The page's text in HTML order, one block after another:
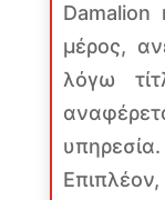
Damalion
μέρος,
λόγω
υπηρεσία.